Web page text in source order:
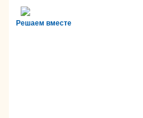
Решаем вместе